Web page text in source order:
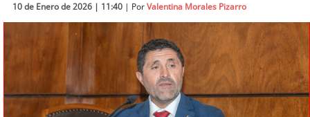
Economía
Deportes
Tecnología
10 de Enero de 2026 | 11:40 | PorValentina Morales Pizarro